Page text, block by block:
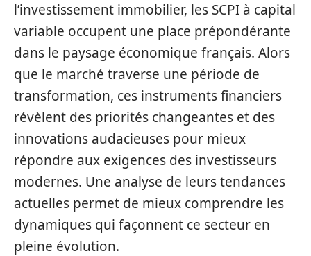
l’investissement immobilier, les SCPI à capital
variable occupent une place prépondérante
dans le paysage économique français. Alors
que le marché traverse une période de
transformation, ces instruments financiers
révèlent des priorités changeantes et des
innovations audacieuses pour mieux
répondre aux exigences des investisseurs
modernes. Une analyse de leurs tendances
actuelles permet de mieux comprendre les
dynamiques qui façonnent ce secteur en
pleine évolution.